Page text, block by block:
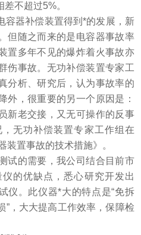
不超过5%。
容器补偿装置得到*的发展，新
但随之而来的是电容器事故率
置多年不见的爆炸着火事故亦
伤事故。无功补偿装置专家工
分析、研究后，认为事故率的
外，很重要的另一个原因是：
新老交接，又无可操作的反事
无功补偿装置专家工作组在
装置事故的技术措施》。
试的需要，我公司结合目前市
的优缺点，悉心研究开发出
仪。此仪器*大的特点是“免拆
”，大大提高工作效率，保障检